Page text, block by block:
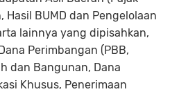
Hasil BUMD dan Pengelolaan
lainnya yang dipisahkan,
Perimbangan (PBB,
dan Bangunan, Dana
Khusus, Penerimaan